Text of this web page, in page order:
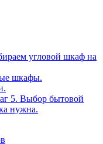
угловой шкаф на
шкафы.
5. Выбор бытовой
нужна.